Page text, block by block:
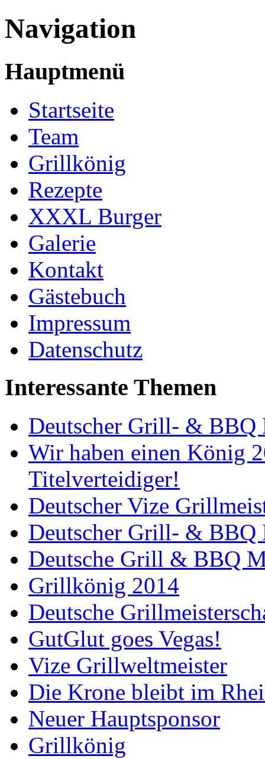
Navigation
Hauptmenü
Startseite
Team
Grillkönig
Rezepte
XXXL Burger
Galerie
Kontakt
Gästebuch
Impressum
Datenschutz
Interessante Themen
Deutscher Grill- & BBQ
Wir haben einen König
Titelverteidiger!
Deutscher Vize
Deutscher Grill- & BBQ
Deutsche Grill & BBQ
Grillkönig 2014
Deutsche
GutGlut goes Vegas!
Vize Grillweltmeister
Die Krone bleibt im
Neuer Hauptsponsor
Grillkönig